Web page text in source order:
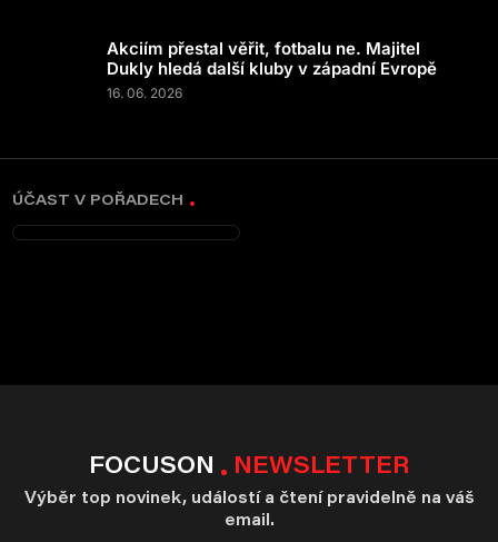
Akciím přestal věřit, fotbalu ne. Majitel
Dukly hledá další kluby v západní Evropě
16. 06. 2026
ÚČAST V POŘADECH
FOCUSON NEWSLETTER
Výběr top novinek, událostí a čtení pravidelně na váš
email.